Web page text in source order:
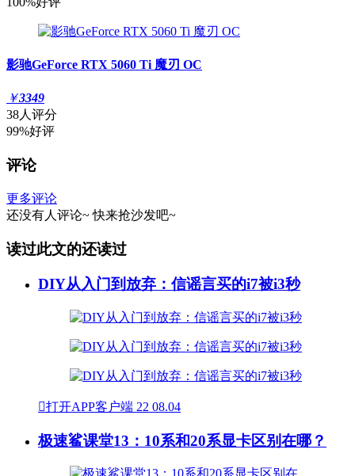
影驰GeForce RTX 5060 Ti 魔刃 OC
￥3349
38人评分
99%好评
评论
更多评论
还没有人评论~ 快来抢沙发吧~
读过此文的还读过
DIY从入门到放弃：信谣言买的i7被i3秒
打开APP客户端 22 08.04
极速鲨课堂13：10系和20系显卡区别在哪？